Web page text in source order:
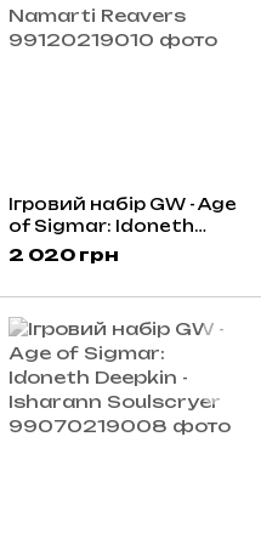
Ігровий набір GW - Age
of Sigmar: Idoneth
Deepkin - Namarti
2 020 грн